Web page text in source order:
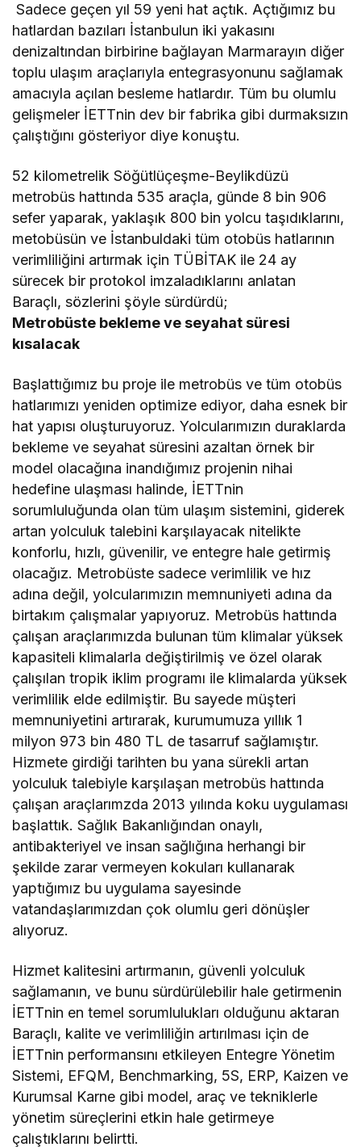
Sadece geçen yıl 59 yeni hat açtık. Açtığımız bu
hatlardan bazıları İstanbulun iki yakasını
denizaltından birbirine bağlayan Marmarayın diğer
toplu ulaşım araçlarıyla entegrasyonunu sağlamak
amacıyla açılan besleme hatlardır. Tüm bu olumlu
gelişmeler İETTnin dev bir fabrika gibi durmaksızın
çalıştığını gösteriyor diye konuştu.
52 kilometrelik Söğütlüçeşme-Beylikdüzü
metrobüs hattında 535 araçla, günde 8 bin 906
sefer yaparak, yaklaşık 800 bin yolcu taşıdıklarını,
metobüsün ve İstanbuldaki tüm otobüs hatlarının
verimliliğini artırmak için TÜBİTAK ile 24 ay
sürecek bir protokol imzaladıklarını anlatan
Baraçlı, sözlerini şöyle sürdürdü;
Metrobüste bekleme ve seyahat süresi
kısalacak
Başlattığımız bu proje ile metrobüs ve tüm otobüs
hatlarımızı yeniden optimize ediyor, daha esnek bir
hat yapısı oluşturuyoruz. Yolcularımızın duraklarda
bekleme ve seyahat süresini azaltan örnek bir
model olacağına inandığımız projenin nihai
hedefine ulaşması halinde, İETTnin
sorumluluğunda olan tüm ulaşım sistemini, giderek
artan yolculuk talebini karşılayacak nitelikte
konforlu, hızlı, güvenilir, ve entegre hale getirmiş
olacağız. Metrobüste sadece verimlilik ve hız
adına değil, yolcularımızın memnuniyeti adına da
birtakım çalışmalar yapıyoruz. Metrobüs hattında
çalışan araçlarımızda bulunan tüm klimalar yüksek
kapasiteli klimalarla değiştirilmiş ve özel olarak
çalışılan tropik iklim programı ile klimalarda yüksek
verimlilik elde edilmiştir. Bu sayede müşteri
memnuniyetini artırarak, kurumumuza yıllık 1
milyon 973 bin 480 TL de tasarruf sağlamıştır.
Hizmete girdiği tarihten bu yana sürekli artan
yolculuk talebiyle karşılaşan metrobüs hattında
çalışan araçlarımzda 2013 yılında koku uygulaması
başlattık. Sağlık Bakanlığından onaylı,
antibakteriyel ve insan sağlığına herhangi bir
şekilde zarar vermeyen kokuları kullanarak
yaptığımız bu uygulama sayesinde
vatandaşlarımızdan çok olumlu geri dönüşler
alıyoruz.
Hizmet kalitesini artırmanın, güvenli yolculuk
sağlamanın, ve bunu sürdürülebilir hale getirmenin
İETTnin en temel sorumlulukları olduğunu aktaran
Baraçlı, kalite ve verimliliğin artırılması için de
İETTnin performansını etkileyen Entegre Yönetim
Sistemi, EFQM, Benchmarking, 5S, ERP, Kaizen ve
Kurumsal Karne gibi model, araç ve tekniklerle
yönetim süreçlerini etkin hale getirmeye
çalıştıklarını belirtti.